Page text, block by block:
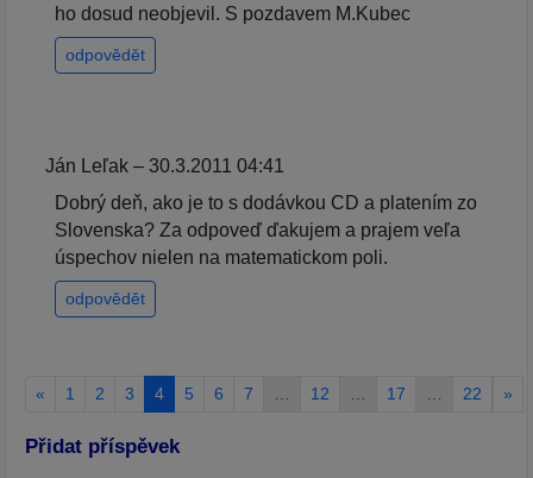
ho dosud neobjevil. S pozdavem M.Kubec
odpovědět
Ján Leľak – 30.3.2011 04:41
Dobrý deň, ako je to s dodávkou CD a platením zo
Slovenska? Za odpoveď ďakujem a prajem veľa
úspechov nielen na matematickom poli.
odpovědět
« 1 2 3 4 5 6 7 12 17 22 »
Přidat příspěvek